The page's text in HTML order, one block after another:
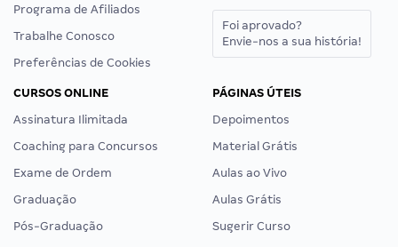
Programa de Afiliados
Trabalhe Conosco
Preferências de Cookies
Foi aprovado?
Envie-nos a sua história!
CURSOS ONLINE
Assinatura Ilimitada
Coaching para Concursos
Exame de Ordem
Graduação
Pós-Graduação
PÁGINAS ÚTEIS
Depoimentos
Material Grátis
Aulas ao Vivo
Aulas Grátis
Sugerir Curso